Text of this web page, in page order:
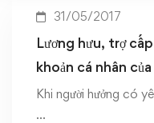
31/05/2017
Lương hưu, trợ
khoản cá nhân
Khi người hưởng có
…